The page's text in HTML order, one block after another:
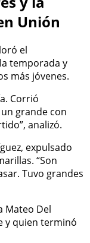
Unión
el
temporada y
más jóvenes.
Corrió
grande con
analizó.
expulsado
“Son
Tuvo grandes
Mateo Del
y quien terminó